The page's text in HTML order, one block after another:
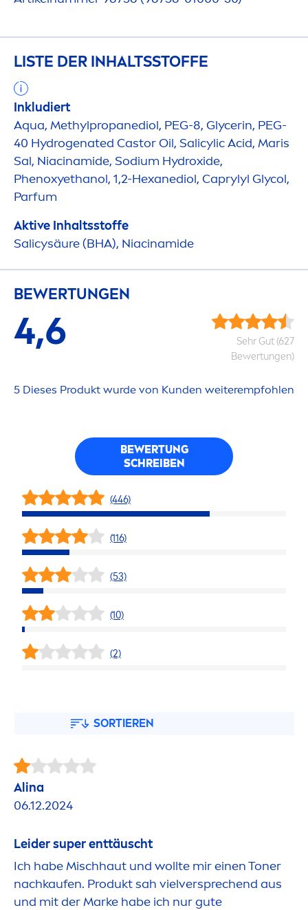
LISTE DER INHALTSSTOFFE
Inkludiert
Aqua, Methylpropanediol, PEG-8, Glycerin, PEG-
40 Hydrogenated Castor Oil, Salicylic Acid, Maris
Sal, Niacinamide, Sodium Hydroxide,
Phenoxyethanol, 1,2-Hexanediol, Caprylyl Glycol,
Parfum
Aktive Inhaltsstoffe
Salicysäure (BHA), Niacinamide
BEWERTUNGEN
4,6
Sehr Gut (627
Bewertungen)
5 Dieses Produkt wurde von Kunden weiterempfohlen
BEWERTUNG
SCHREIBEN
(446)
(116)
(53)
(10)
(2)
SORTIEREN
Alina
06.12.2024
Leider super enttäuscht
Ich habe Mischhaut und wollte mir einen Toner
nachkaufen. Produkt sah vielversprechend aus
und mit der Marke habe ich nur gute